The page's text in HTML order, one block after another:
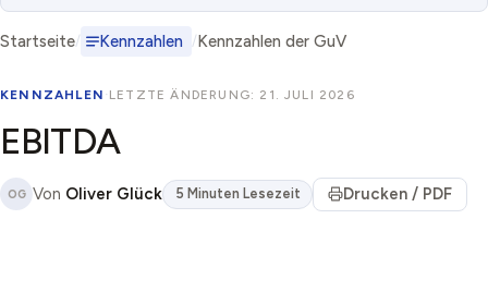
Startseite Kennzahlen Kennzahlen der GuV
KENNZAHLEN · LETZTE ÄNDERUNG: 21. JULI 2026
EBITDA
OG Von Oliver Glück 5 Minuten Lesezeit Drucken / PDF